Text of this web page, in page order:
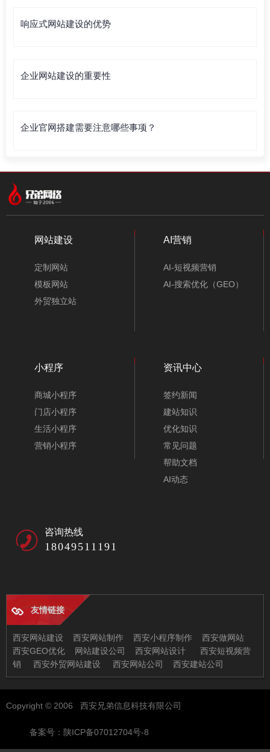
响应式网站建设的优势
企业网站建设的重要性
企业官网搭建需要注意哪些事项？
网站建设
定制网站
模板网站
外贸独立站
AI营销
AI-短视频营销
AI-搜索优化（GEO）
小程序
商城小程序
门店小程序
生活小程序
营销小程序
资讯中心
签约新闻
建站知识
优化知识
常见问题
帮助文档
AI动态
咨询热线
18049511191
地址：西安市未央区恒大都市广场11-2
电话：029-86512630
友情链接
西安网站建设 西安网站制作 西安小程序制作
西安做网站
西安GEO优化
网站建设公司 西安网站设计
西安短视频营
销
西安外贸网站建设 西安网站公司 西安建站公司
Copyright © 2006 西安兄弟信息科技有限公司
备案号：陕ICP备07012704号-8